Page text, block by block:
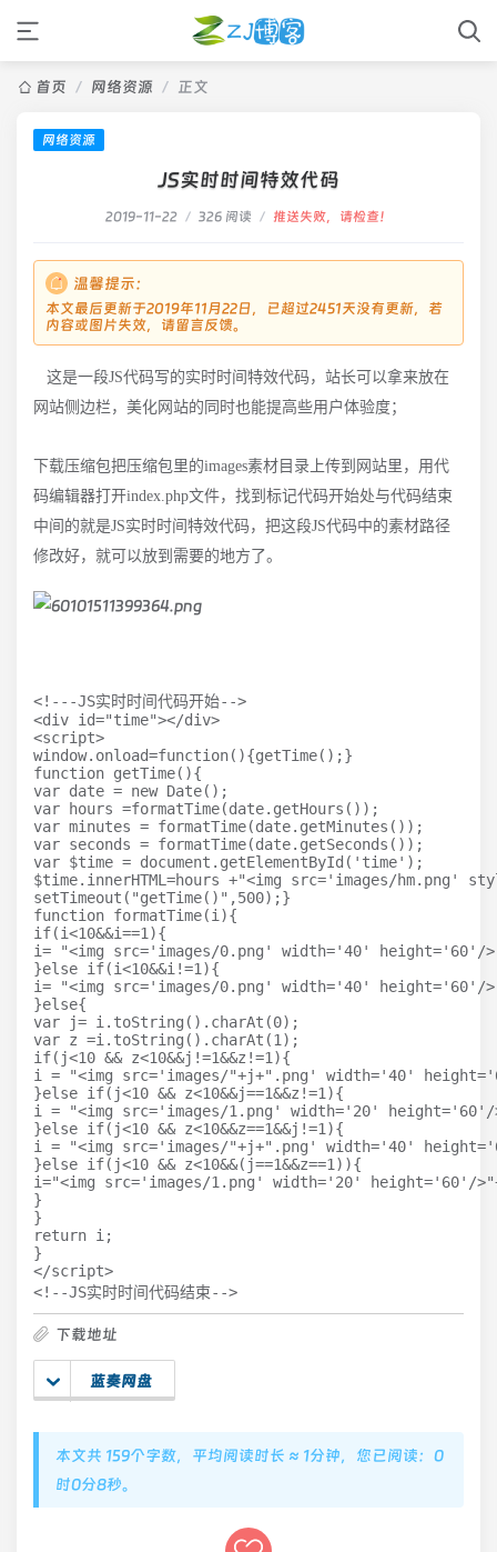
首页 / 网络资源 / 正文
网络资源
JS实时时间特效代码
2019-11-22 / 326 阅读 / 推送失败，请检查！
温馨提示：
本文最后更新于2019年11月22日，已超过2451天没有更新，若
内容或图片失效，请留言反馈。
这是一段JS代码写的实时时间特效代码，站长可以拿来放在
网站侧边栏，美化网站的同时也能提高些用户体验度；
下载压缩包把压缩包里的images素材目录上传到网站里，用代
码编辑器打开index.php文件，找到标记代码开始处与代码结束
中间的就是JS实时时间特效代码，把这段JS代码中的素材路径
修改好，就可以放到需要的地方了。
<!---JS实时时间代码开始-->
<div id="time"></div>
<script>
window.onload=function(){getTime();}
function getTime(){
var date = new Date();
var hours =formatTime(date.getHours());
var minutes = formatTime(date.getMinutes());
var seconds = formatTime(date.getSeconds());
var $time = document.getElementById('time');
$time.innerHTML=hours +"<img src='images/
setTimeout("getTime()",500);}
function formatTime(i){
if(i<10&&i==1){
i= "<img src='images/0.png' width='40' height='60'/
}else if(i<10&&i!=1){
i= "<img src='images/0.png' width='40'
}else{
var j= i.toString().charAt(0);
var z =i.toString().charAt(1);
if(j<10 && z<10&&j!=1&&z!=1){
i = "<img src='images/"+j+".png' width='40'
}else if(j<10 && z<10&&j==1&&z!=1){
i = "<img src='images/1.png' width='20'
}else if(j<10 && z<10&&z==1&&j!=1){
i = "<img src='images/"+j+".png' width='40'
}else if(j<10 && z<10&&(j==1&&z==1)){
i="<img src='images/1.png' width='20' height='60'/
}
}
return i;
}
</script>
<!--JS实时时间代码结束-->
下载地址
蓝奏网盘
本文共 159个字数，平均阅读时长 ≈ 1分钟，您已阅读：0
时0分8秒。